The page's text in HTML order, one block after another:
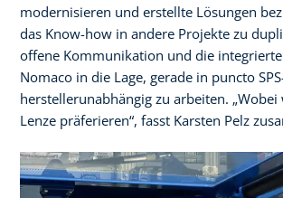
modernisieren und erstellte Lösungen
das Know-how in andere Projekte zu
offene Kommunikation und die
Nomaco in die Lage, gerade in puncto
herstellerunabhängig zu arbeiten.
Lenze präferieren“, fasst Karsten Pelz